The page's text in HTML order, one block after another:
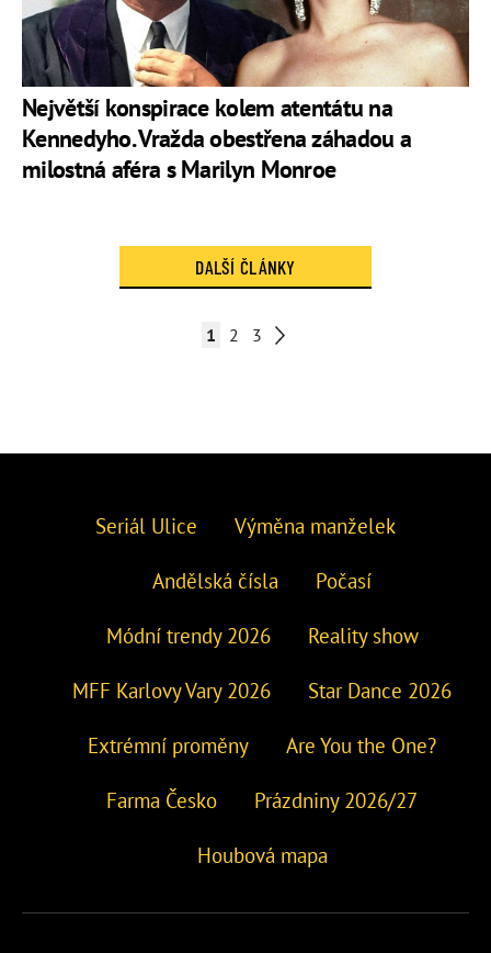
Největší konspirace kolem atentátu na
Kennedyho. Vražda obestřena záhadou a
milostná aféra s Marilyn Monroe
DALŠÍ ČLÁNKY
1 2 3
Seriál Ulice Výměna manželek
Andělská čísla Počasí
Módní trendy 2026 Reality show
MFF Karlovy Vary 2026 Star Dance 2026
Extrémní proměny Are You the One?
Farma Česko Prázdniny 2026/27
Houbová mapa